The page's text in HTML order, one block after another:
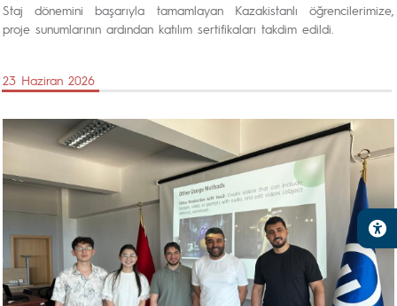
Staj dönemini başarıyla tamamlayan Kazakistanlı öğrencilerimize,
proje sunumlarının ardından katılım sertifikaları takdim edildi.
23 Haziran 2026